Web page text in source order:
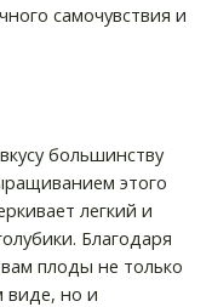
самочувствия и
большинству
этого
легкий и
Благодаря
плоды не только
виде, но и